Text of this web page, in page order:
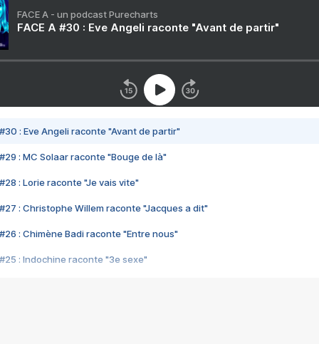
FACE A - un podcast Purecharts
FACE A #30 : Eve Angeli raconte "Avant de partir"
#30 : Eve Angeli raconte "Avant de partir"
#29 : MC Solaar raconte "Bouge de là"
#28 : Lorie raconte "Je vais vite"
#27 : Christophe Willem raconte "Jacques a dit"
#26 : Chimène Badi raconte "Entre nous"
#25 : Indochine raconte "3e sexe"